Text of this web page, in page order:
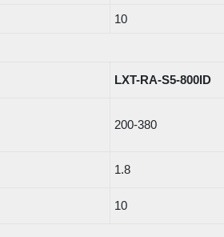
10
LXT-RA-S5-800ID
200-380
1.8
10